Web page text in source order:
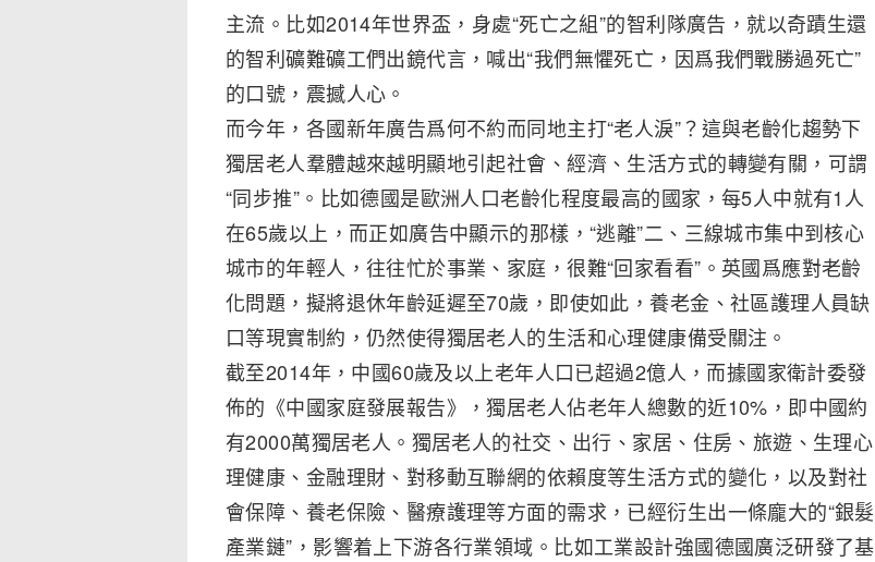
主流。比如2014年世界盃，身處“死亡之組”的智利隊廣告，就以奇蹟生還
的智利礦難礦工們出鏡代言，喊出“我們無懼死亡，因爲我們戰勝過死亡”
的口號，震撼人心。
而今年，各國新年廣告爲何不約而同地主打“老人淚”？這與老齡化趨勢下
獨居老人羣體越來越明顯地引起社會、經濟、生活方式的轉變有關，可謂
“同步推”。比如德國是歐洲人口老齡化程度最高的國家，每5人中就有1人
在65歲以上，而正如廣告中顯示的那樣，“逃離”二、三線城市集中到核心
城市的年輕人，往往忙於事業、家庭，很難“回家看看”。英國爲應對老齡
化問題，擬將退休年齡延遲至70歲，即使如此，養老金、社區護理人員缺
口等現實制約，仍然使得獨居老人的生活和心理健康備受關注。
截至2014年，中國60歲及以上老年人口已超過2億人，而據國家衛計委發
佈的《中國家庭發展報告》，獨居老人佔老年人總數的近10%，即中國約
有2000萬獨居老人。獨居老人的社交、出行、家居、住房、旅遊、生理心
理健康、金融理財、對移動互聯網的依賴度等生活方式的變化，以及對社
會保障、養老保險、醫療護理等方面的需求，已經衍生出一條龐大的“銀髮
產業鏈”，影響着上下游各行業領域。比如工業設計強國德國廣泛研發了基